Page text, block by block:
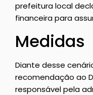
prefeitura local
financeira para
Medidas
Diante desse
recomendação ao
responsável pela